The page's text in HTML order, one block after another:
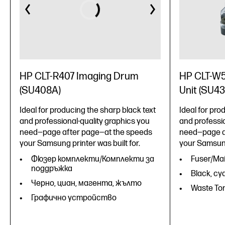
HP CLT-R407 Imaging Drum
(SU408A)
Ideal for producing the sharp black text
and professional-quality graphics you
need—page after page—at the speeds
your Samsung printer was built for.
Фюзер комплекти/Комплекти за
поддръжка
Черно, циан, магента, жълто
Графично устройство
HP CLT-
Unit
Ideal for
and
need—page
your
Fuser/
Black,
Waste